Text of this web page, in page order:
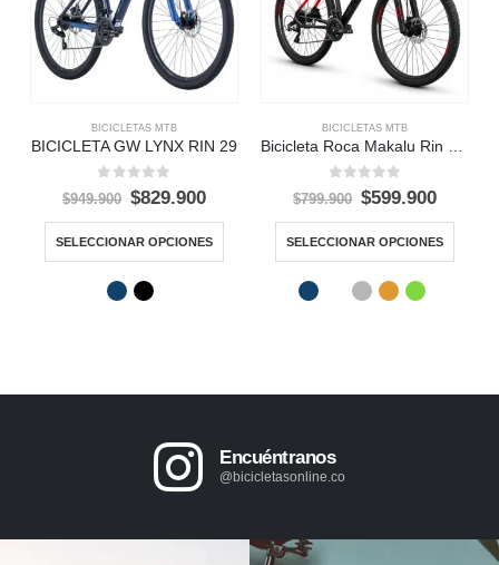
BICICLETAS MTB
BICICLETA GW LYNX RIN 29
out of 5
$949.900 $829.900
SELECCIONAR OPCIONES
BICICLETAS MTB
out of 5
$799.900 $599.900
SELECCIONAR OPCIONES
Encuéntranos
@bicicletasonline.co